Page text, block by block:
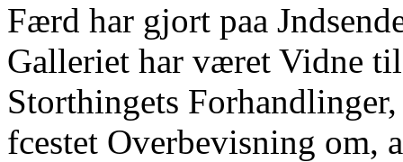
Færd har gjort paa
Galleriet har været Vidne
Storthingets
fcestet Overbevisning om,